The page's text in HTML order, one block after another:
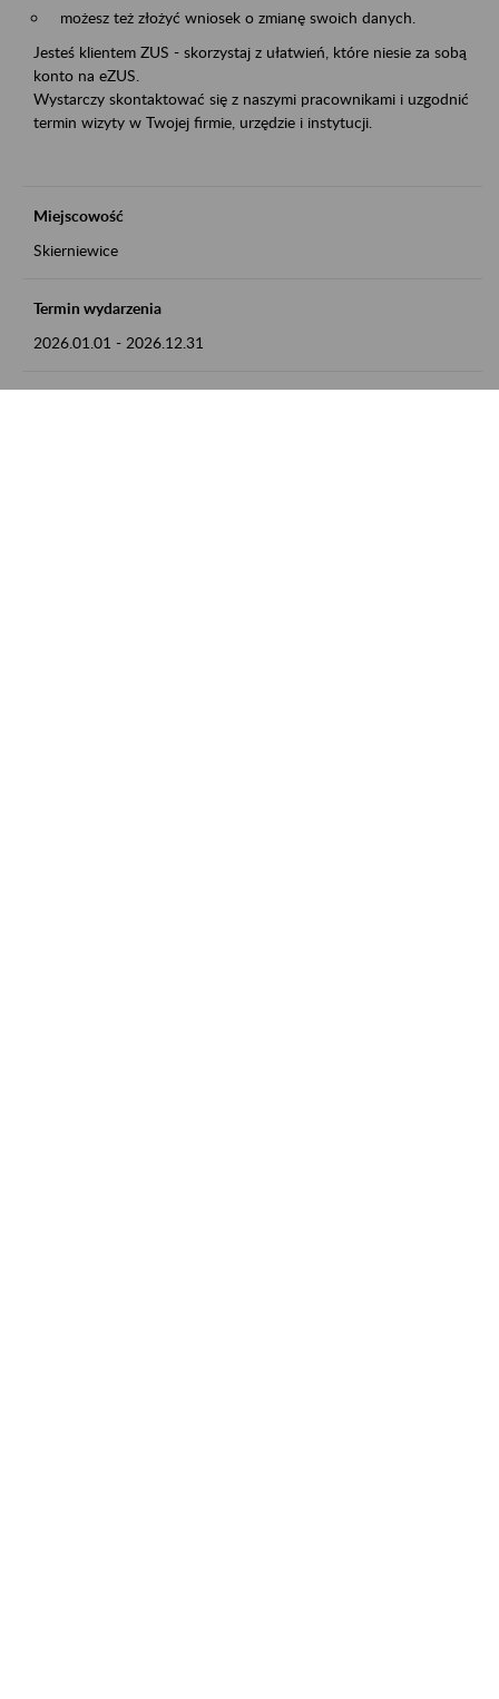
możesz też złożyć wniosek o zmianę swoich danych.
Jesteś klientem ZUS - skorzystaj z ułatwień, które niesie za sobą
konto na eZUS.
Wystarczy skontaktować się z naszymi pracownikami i uzgodnić
termin wizyty w Twojej firmie, urzędzie i instytucji.
Miejscowość
Skierniewice
Termin wydarzenia
2026.01.01 - 2026.12.31